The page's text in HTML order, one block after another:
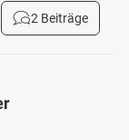
2 Beiträge